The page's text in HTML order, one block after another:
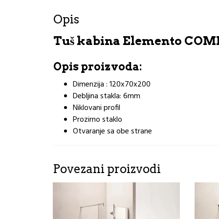
Opis
Tuš kabina Elemento
Opis proizvoda:
Dimenzija : 120x70x200
Debljina stakla: 6mm
Niklovani profil
Prozirno staklo
Otvaranje sa obe strane
Povezani proizvodi